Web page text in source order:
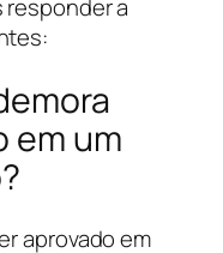
a
em um
aprovado em